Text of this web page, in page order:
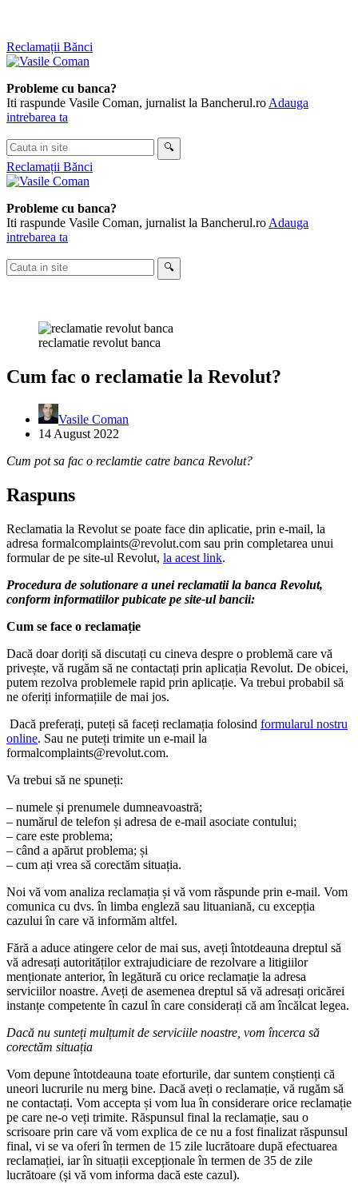
Skip
to
Reclamații Bănci
Probleme cu banca?
Iti raspunde Vasile Coman, jurnalist la Bancherul.ro Adauga
intrebarea ta
Cauta
in
site
🔍
Reclamații Bănci
Probleme cu banca?
Iti raspunde Vasile Coman, jurnalist la Bancherul.ro Adauga
intrebarea ta
Cauta
in
🔍
reclamatie revolut banca
Cum fac o reclamatie la Revolut?
Vasile Coman
14 August 2022
Cum pot sa fac o reclamtie catre banca Revolut?
Raspuns
Reclamatia la Revolut se poate face din aplicatie, prin e-mail, la
adresa formalcomplaints@revolut.com sau prin completarea unui
formular de pe site-ul Revolut, la acest link.
Procedura de solutionare a unei reclamatii la banca Revolut,
conform informatiilor pubicate pe site-ul bancii:
Cum se face o reclamație
Dacă doar doriți să discutați cu cineva despre o problemă care vă
privește, vă rugăm să ne contactați prin aplicația Revolut. De obicei,
putem rezolva problemele rapid prin aplicație. Va trebui probabil să
ne oferiți informațiile de mai jos.
Dacă preferați, puteți să faceți reclamația folosind formularul nostru
online. Sau ne puteți trimite un e-mail la
formalcomplaints@revolut.com.
Va trebui să ne spuneți:
– numele și prenumele dumneavoastră;
– numărul de telefon și adresa de e-mail asociate contului;
– care este problema;
– când a apărut problema; și
– cum ați vrea să corectăm situația.
Noi vă vom analiza reclamația și vă vom răspunde prin e-mail. Vom
comunica cu dvs. în limba engleză sau lituaniană, cu excepția
cazului în care vă informăm altfel.
Fără a aduce atingere celor de mai sus, aveți întotdeauna dreptul să
vă adresați autorităților extrajudiciare de rezolvare a litigiilor
menționate anterior, în legătură cu orice reclamație la adresa
serviciilor noastre. Aveți de asemenea dreptul să vă adresați oricărei
instanțe competente în cazul în care considerați că am încălcat legea.
Dacă nu sunteți mulțumit de serviciile noastre, vom încerca să
corectăm situația
Vom depune întotdeauna toate eforturile, dar suntem conștienți că
uneori lucrurile nu merg bine. Dacă aveți o reclamație, vă rugăm să
ne contactați. Vom accepta și vom lua în considerare orice reclamație
pe care ne-o veți trimite. Răspunsul final la reclamație, sau o
scrisoare prin care vă vom explica de ce nu a fost finalizat răspunsul
final, vi se va oferi în termen de 15 zile lucrătoare după efectuarea
reclamației, iar în situații excepționale în termen de 35 de zile
lucrătoare (și vă vom informa dacă este cazul).